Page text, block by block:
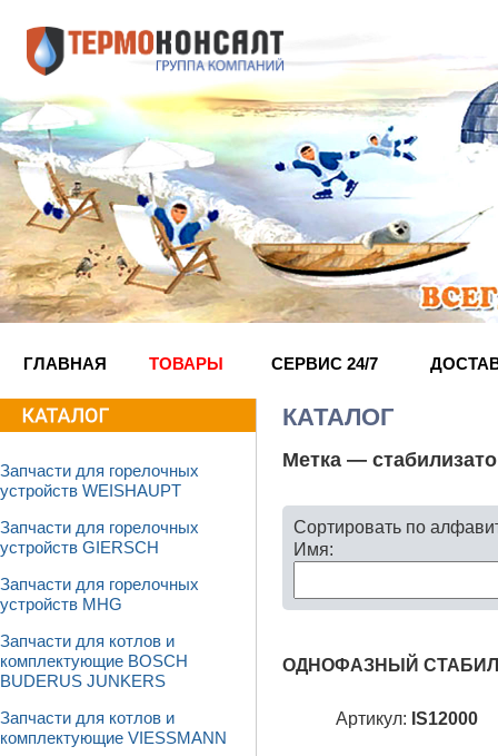
ГЛАВНАЯ ТОВАРЫ СЕРВИС 24/7
Запчасти для горелочных
устройств WEISHAUPT
Запчасти для горелочных
устройств GIERSCH
Запчасти для горелочных
устройств MHG
Запчасти для котлов и
комплектующие BOSCH
BUDERUS JUNKERS
Запчасти для котлов и
комплектующие VIESSMANN
КАТАЛОГ
Метка —
Сортировать по
Имя:
ОДНОФАЗНЫЙ
Артикул: IS12000